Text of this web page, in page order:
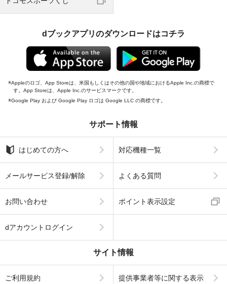
dブックアプリのダウンロードはコチラ
Appleのロゴ、App Storeは、米国もしくはその他の国や地域におけるApple Inc.の商標で
す。App Storeは、Apple Inc.のサービスマークです。
Google Play および Google Play ロゴは Google LLC の商標です。
サポート情報
はじめての方へ 対応機種一覧
メールサービス登録/解除 よくある質問
お問い合わせ ポイント表示設定
dアカウントログイン
サイト情報
ご利用規約 提供事業者等に関する表示